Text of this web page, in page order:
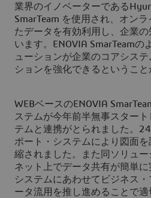
業界のイノベーターである
SmarTeam を使用され、オン
たデータを有効利用し、企業
います。ENOVIA SmarTeamの
ューションが企業のコアシス
ションを強化できるということ
WEBベースのENOVIA
ステムが今年前半無事スター
テムと連携がとられました。
ポート・システムにより図面
縮されました。また同ソリュ
ネット上でデータ共有が簡単
システムにあわせてビジネス
ータ流用を推し進めることで適